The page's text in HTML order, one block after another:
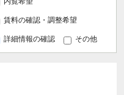
賃料の確認・調整希望
詳細情報の確認 その他